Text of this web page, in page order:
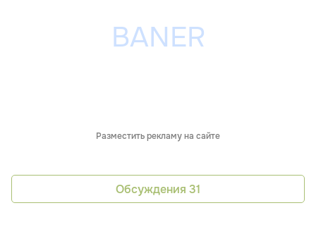
Разместить рекламу на сайте
Обсуждения 31